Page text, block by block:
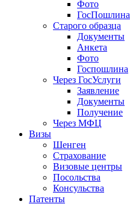
Фото
ГосПошлина
Старого образца
Документы
Анкета
Фото
Госпошлина
Через ГосУслуги
Заявление
Документы
Получение
Через МФЦ
Визы
Шенген
Страхование
Визовые центры
Посольства
Консульства
Патенты